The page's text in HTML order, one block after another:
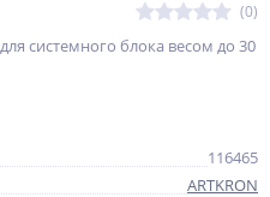
(0)
системного блока весом до 30
116465
ARTKRON